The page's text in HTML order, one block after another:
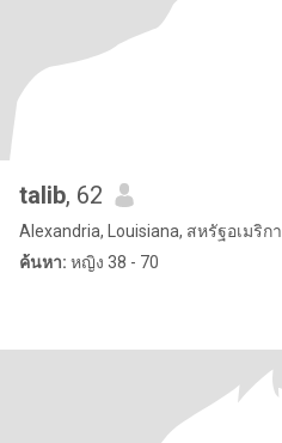
talib, 62
Alexandria, Louisiana, สหรัฐอเมริกา
ค้นหา: หญิง 38 - 70